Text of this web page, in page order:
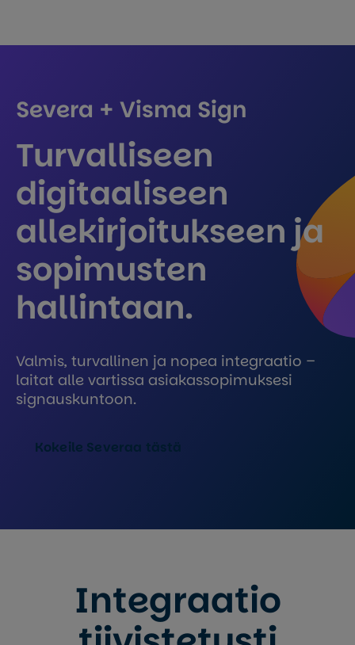
Severa + Visma Sign
Turvalliseen
digitaaliseen
allekirjoitukseen ja
sopimusten
hallintaan.
Valmis, turvallinen ja nopea integraatio –
laitat alle vartissa asiakassopimuksesi
signauskuntoon.
Kokeile Severaa tästä
Integraatio